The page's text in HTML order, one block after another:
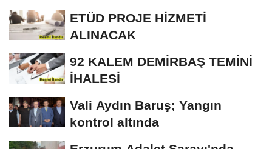
KÜTÜPHANESİ BAKIM VE
ONARIM...
ETÜD PROJE HİZMETİ
ALINACAK
92 KALEM DEMİRBAŞ TEMİNİ
İHALESİ
Vali Aydın Baruş; Yangın
kontrol altında